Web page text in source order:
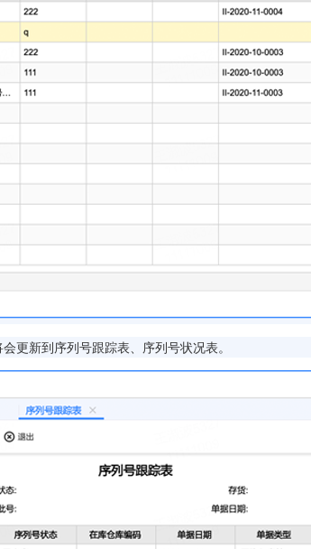
更新到序列号跟踪表、序列号状况表。